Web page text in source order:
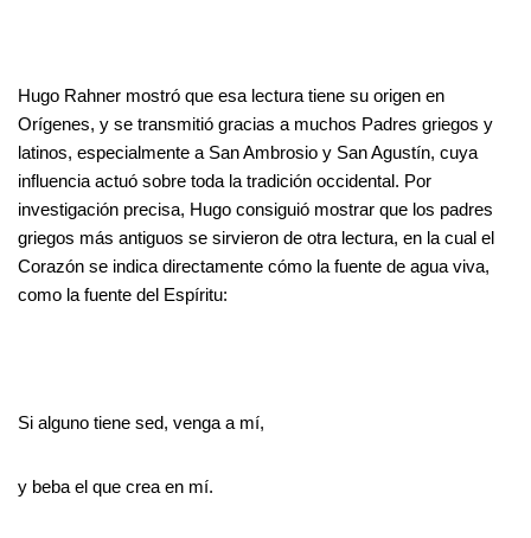
Hugo Rahner mostró que esa lectura tiene su origen en
Orígenes, y se transmitió gracias a muchos Padres griegos y
latinos, especialmente a San Ambrosio y San Agustín, cuya
influencia actuó sobre toda la tradición occidental. Por
investigación precisa, Hugo consiguió mostrar que los padres
griegos más antiguos se sirvieron de otra lectura, en la cual el
Corazón se indica directamente cómo la fuente de agua viva,
como la fuente del Espíritu:
Si alguno tiene sed, venga a mí,
y beba el que crea en mí.